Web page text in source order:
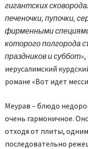
гигантских
печеночки, пупочки,
фирменными
которого полгорода
праздников и суббот»,
иерусалимский
романе «Вот идет
Меурав – блюдо
очень гармоничное.
отходя от плиты,
последовательно